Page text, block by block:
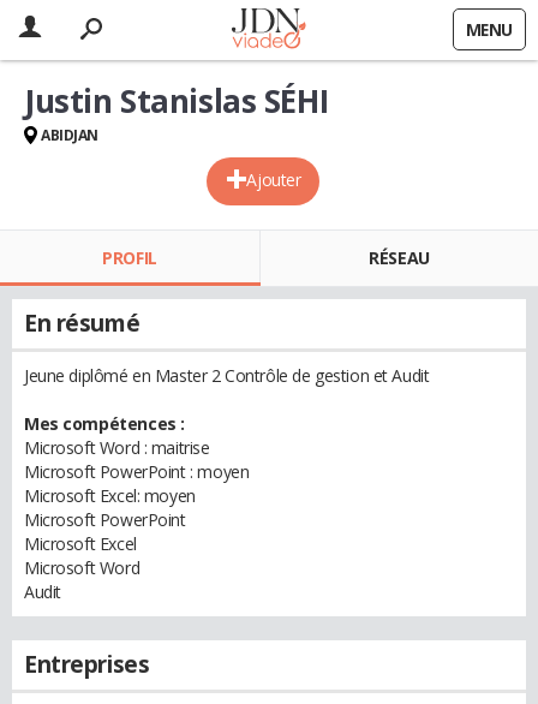
MENU
Ajouter
Justin Stanislas SÉHI
ABIDJAN
PROFIL RÉSEAU
En résumé
Jeune diplômé en Master 2 Contrôle de gestion et Audit
Mes compétences :
Microsoft Word : maitrise
Microsoft PowerPoint : moyen
Microsoft Excel: moyen
Microsoft PowerPoint
Microsoft Excel
Microsoft Word
Audit
Entreprises